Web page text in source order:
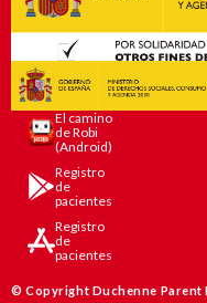
El camino
de Robi
(Android)
Registro
de
pacientes
Registro
de
pacientes
© Copyright Duchenne Parent